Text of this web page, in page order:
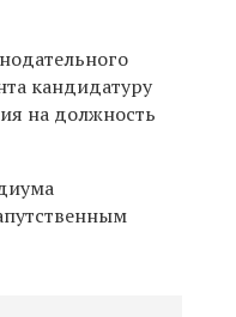
кандидатуру
на должность